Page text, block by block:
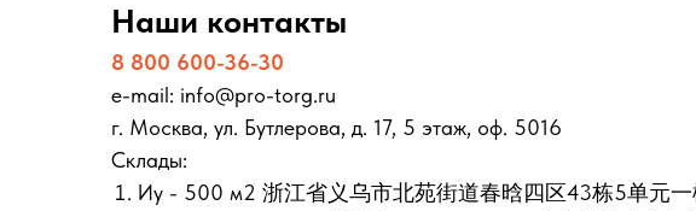
Наши контакты
8 800 600-36-30
e-mail: info@pro-torg.ru
г. Москва, ул. Бутлерова, д. 17, 5 этаж, оф. 5016
Склады:
Иу - 500 м2 浙江省义乌市北苑街道春晗四区43栋5单元一